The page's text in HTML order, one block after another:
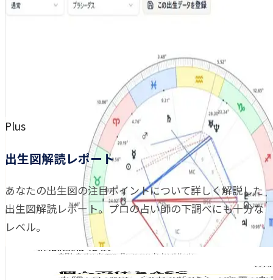
Plus
出生図解読レポート
あなたの出生図の注目ポイントについて詳しく解説した
出生図解読レポート。プロの占い師の下調べにも十分な
レベル。